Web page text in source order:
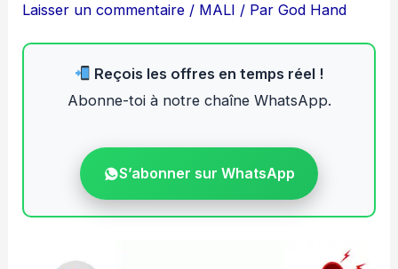
Laisser un commentaire / MALI / ParGod Hand
Reçois les offres en temps réel !
Abonne-toi à notre chaîne WhatsApp.
S’abonner sur WhatsApp